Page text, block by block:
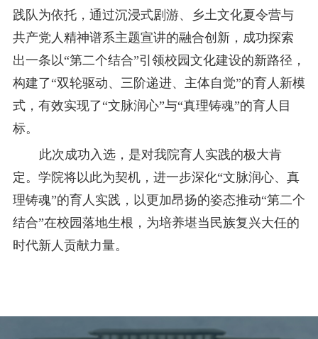
践队为依托，通过沉浸式剧游、乡土文化夏令营与
共产党人精神谱系主题宣讲的融合创新，成功探索
出一条以“第二个结合”引领校园文化建设的新路径，
构建了“双轮驱动、三阶递进、主体自觉”的育人新模
式，有效实现了“文脉润心”与“真理铸魂”的育人目
标。
此次成功入选，是对我院育人实践的极大肯
定。学院将以此为契机，进一步深化“文脉润心、真
理铸魂”的育人实践，以更加昂扬的姿态推动“第二个
结合”在校园落地生根，为培养堪当民族复兴大任的
时代新人贡献力量。